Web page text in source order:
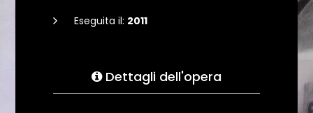
Eseguita il: 2011
Dettagli dell'opera